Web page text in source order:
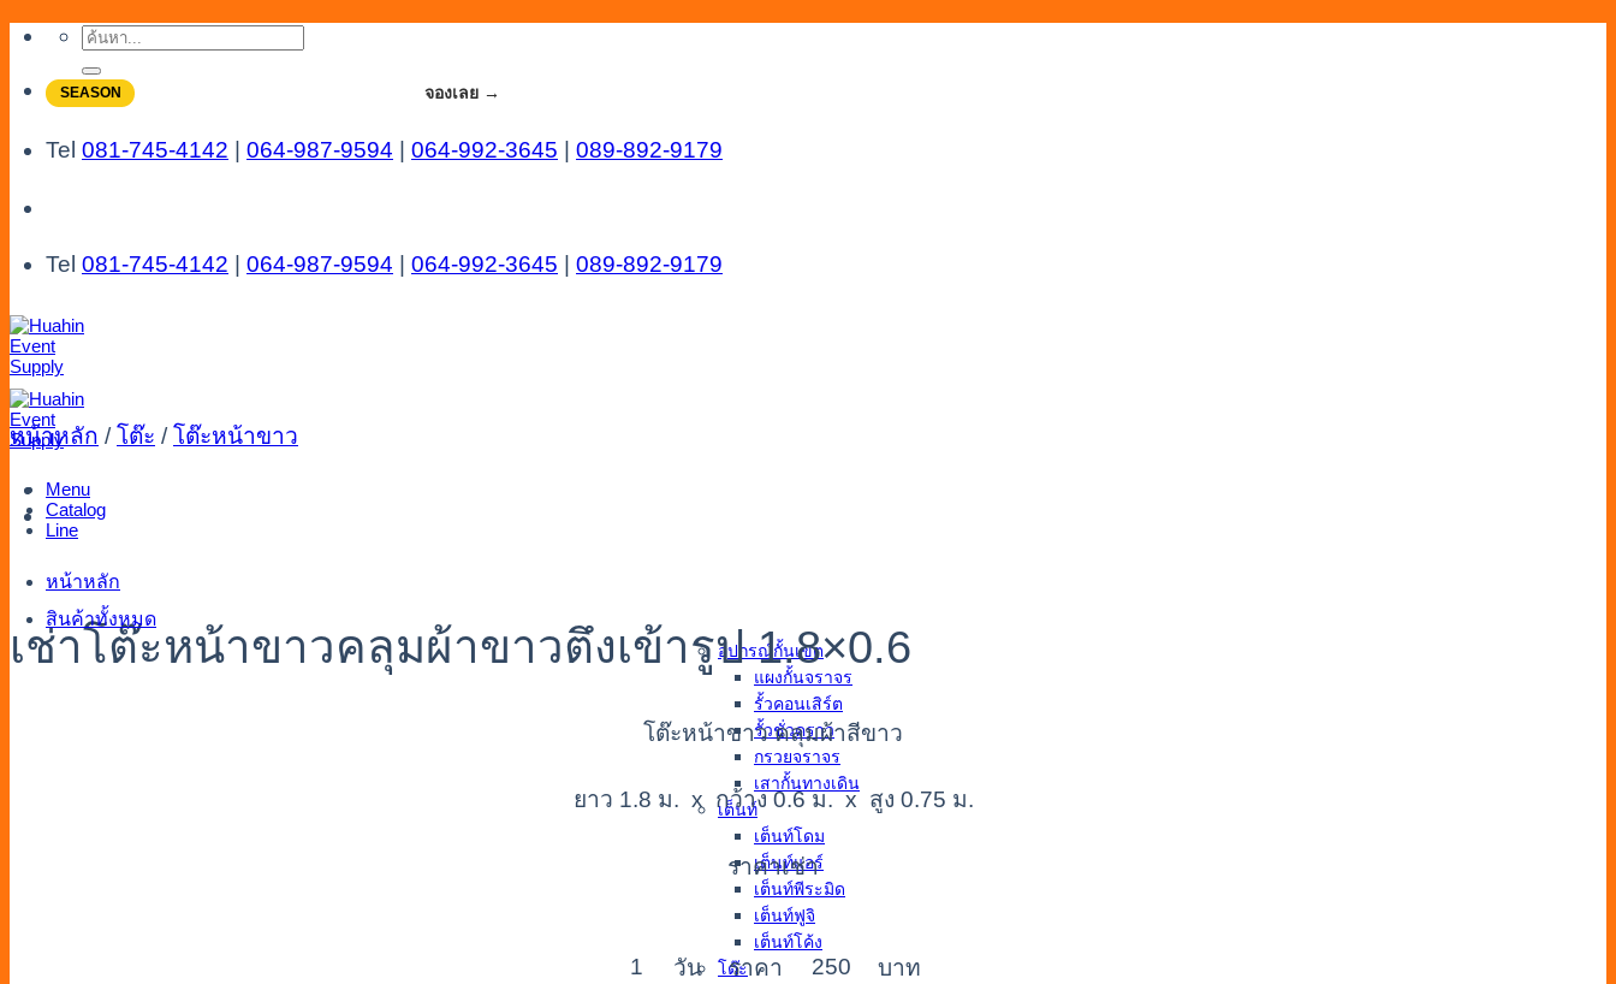
Skip
content
ค้นหา:
SEASON จองเลย →
Tel 081-745-4142 064-987-9594 064-992-3645 089-892-9179
Tel 081-745-4142 064-987-9594 064-992-3645 089-892-9179
Menu
Catalog
Line
หน้าหลัก
สินค้าทั้งหมด
อุปกรณ์กั้นเขต
แผงกั้นจราจร
รั้วคอนเสิร์ต
รั้วชั่วคราว
กรวยจราจร
เสากั้นทางเดิน
เต็นท์
เต็นท์โดม
เต็นท์แอร์
เต็นท์พีระมิด
เต็นท์ฟูจิ
เต็นท์โค้ง
โต๊ะ
หน้าหลัก / โต๊ะ / โต๊ะหน้าขาว
เช่าโต๊ะหน้าขาวคลุมผ้าขาวตึงเข้ารูป 1.8×0.6
โต๊ะหน้าขาว คลุมผ้าสีขาว
ยาว 1.8 ม. x กว้าง 0.6 ม. x สูง 0.75 ม.
ราคาเช่า
1 วัน ราคา 250 บาท